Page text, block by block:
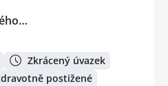
Zkrácený úvazek
postižené